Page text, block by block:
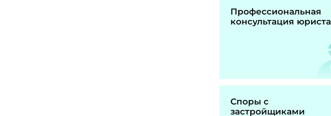
Профессиональная
консультация юриста
Споры с
застройщиками